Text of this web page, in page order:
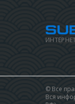
© Все
Вся